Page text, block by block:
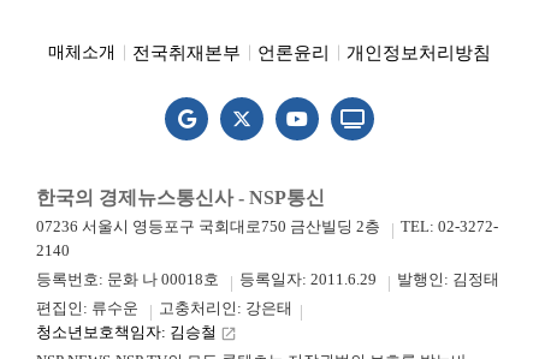
매체소개 전국취재본부 언론윤리 개인정보처리방침
한국의 경제뉴스통신사 - NSP통신
07236 서울시 영등포구 국회대로750 금산빌딩 2층
TEL: 02-3272-
2140
등록번호: 문화 나 00018호
등록일자: 2011.6.29
발행인: 김정태
편집인: 류수운
고충처리인: 강은태
청소년보호책임자: 김승철 launch